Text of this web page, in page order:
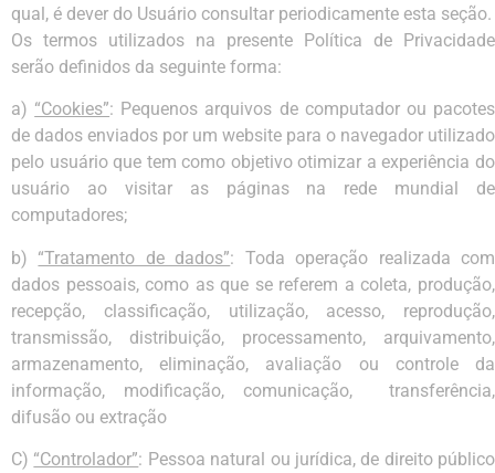
qual, é dever do Usuário consultar periodicamente esta seção.
Os termos utilizados na presente Política de Privacidade
serão definidos da seguinte forma:
a) “Cookies”: Pequenos arquivos de computador ou pacotes
de dados enviados por um website para o navegador utilizado
pelo usuário que tem como objetivo otimizar a experiência do
usuário ao visitar as páginas na rede mundial de
computadores;
b) “Tratamento de dados”: Toda operação realizada com
dados pessoais, como as que se referem a coleta, produção,
recepção, classificação, utilização, acesso, reprodução,
transmissão, distribuição, processamento, arquivamento,
armazenamento, eliminação, avaliação ou controle da
informação, modificação, comunicação, transferência,
difusão ou extração
C) “Controlador”: Pessoa natural ou jurídica, de direito público